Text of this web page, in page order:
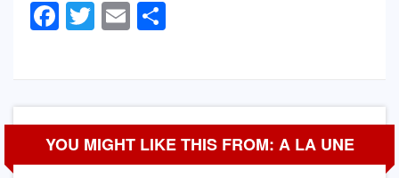
Facebook
Twitter
Email
YOU MIGHT LIKE THIS FROM: A LA UNE